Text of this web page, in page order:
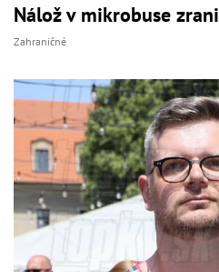
Nálož v mikrobuse
Zahraničné